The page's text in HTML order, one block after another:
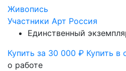
Живопись
Участники Арт Россия
Единственный
Купить за 30 000 ₽ Купить в
о работе